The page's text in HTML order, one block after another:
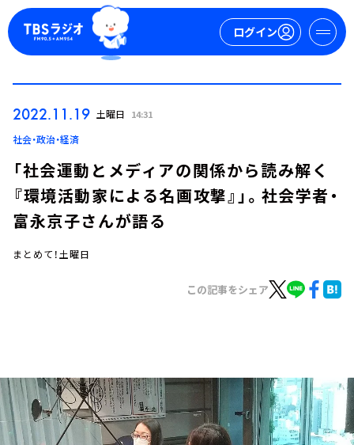
ログイン
イベント・グッズ
YouTube
会社情報
2022.11.19 土曜日 14:31
社会・政治・経済
「社会運動とメディアの関係から読み解く
『環境活動家による名画攻撃』」。社会学者・
富永京子さんが語る
まとめて！土曜日
この記事をシェア